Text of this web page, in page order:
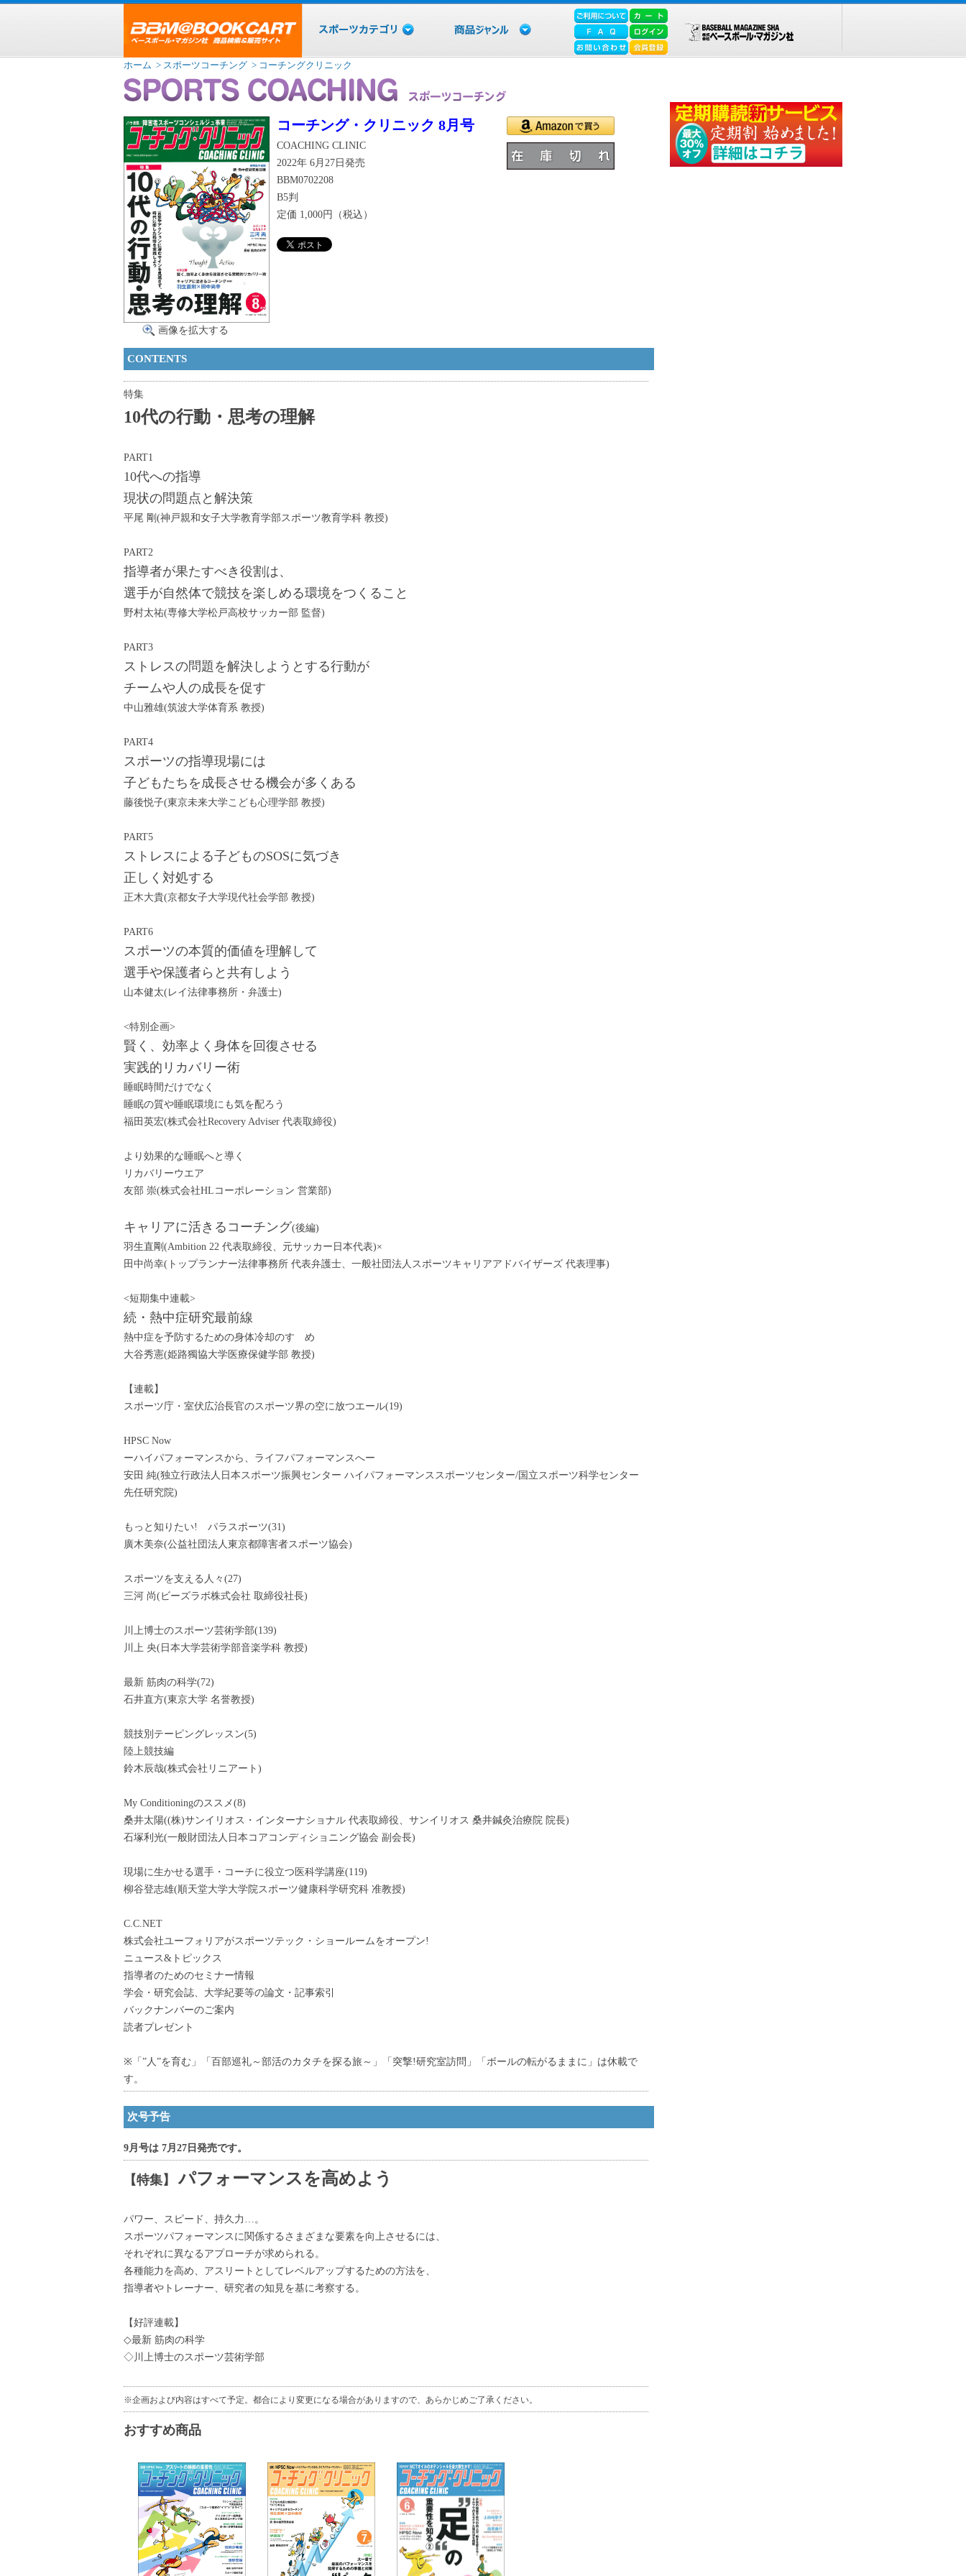
ホーム > スポーツコーチング > コーチングクリニック
画像を拡大する
コーチング・クリニック 8月号
COACHING CLINIC
2022年 6月27日発売
BBM0702208
B5判
定価 1,000円（税込）
CONTENTS
特集
10代の行動・思考の理解
PART1
10代への指導
現状の問題点と解決策
平尾 剛(神戸親和女子大学教育学部スポーツ教育学科 教授)
PART2
指導者が果たすべき役割は、
選手が自然体で競技を楽しめる環境をつくること
野村太祐(専修大学松戸高校サッカー部 監督)
PART3
ストレスの問題を解決しようとする行動が
チームや人の成長を促す
中山雅雄(筑波大学体育系 教授)
PART4
スポーツの指導現場には
子どもたちを成長させる機会が多くある
藤後悦子(東京未来大学こども心理学部 教授)
PART5
ストレスによる子どものSOSに気づき
正しく対処する
正木大貴(京都女子大学現代社会学部 教授)
PART6
スポーツの本質的価値を理解して
選手や保護者らと共有しよう
山本健太(レイ法律事務所・弁護士)
<特別企画>
賢く、効率よく身体を回復させる
実践的リカバリー術
睡眠時間だけでなく
睡眠の質や睡眠環境にも気を配ろう
福田英宏(株式会社Recovery Adviser 代表取締役)
より効果的な睡眠へと導く
リカバリーウエア
友部 崇(株式会社HLコーポレーション 営業部)
キャリアに活きるコーチング(後編)
羽生直剛(Ambition 22 代表取締役、元サッカー日本代表)×
田中尚幸(トップランナー法律事務所 代表弁護士、一般社団法人スポーツキャリアアドバイザーズ 代表理事)
<短期集中連載>
続・熱中症研究最前線
熱中症を予防するための身体冷却のすゝめ
大谷秀憲(姫路獨協大学医療保健学部 教授)
【連載】
スポーツ庁・室伏広治長官のスポーツ界の空に放つエール(19)
HPSC Now
ーハイパフォーマンスから、ライフパフォーマンスへー
安田 純(独立行政法人日本スポーツ振興センター ハイパフォーマンススポーツセンター/国立スポーツ科学センター
先任研究院)
もっと知りたい! パラスポーツ(31)
廣木美奈(公益社団法人東京都障害者スポーツ協会)
スポーツを支える人々(27)
三河 尚(ビーズラボ株式会社 取締役社長)
川上博士のスポーツ芸術学部(139)
川上 央(日本大学芸術学部音楽学科 教授)
最新 筋肉の科学(72)
石井直方(東京大学 名誉教授)
競技別テーピングレッスン(5)
陸上競技編
鈴木辰哉(株式会社リニアート)
My Conditioningのススメ(8)
桑井太陽((株)サンイリオス・インターナショナル 代表取締役、サンイリオス 桑井鍼灸治療院 院長)
石塚利光(一般財団法人日本コアコンディショニング協会 副会長)
現場に生かせる選手・コーチに役立つ医科学講座(119)
柳谷登志雄(順天堂大学大学院スポーツ健康科学研究科 准教授)
C.C.NET
株式会社ユーフォリアがスポーツテック・ショールームをオープン!
ニュース&トピックス
指導者のためのセミナー情報
学会・研究会誌、大学紀要等の論文・記事索引
バックナンバーのご案内
読者プレゼント
※「”人”を育む」「百部巡礼～部活のカタチを探る旅～」「突撃!研究室訪問」「ボールの転がるままに」は休載で
す。
次号予告
9月号は 7月27日発売です。
【特集】 パフォーマンスを高めよう
パワー、スピード、持久力…。
スポーツパフォーマンスに関係するさまざまな要素を向上させるには、
それぞれに異なるアプローチが求められる。
各種能力を高め、アスリートとしてレベルアップするための方法を、
指導者やトレーナー、研究者の知見を基に考察する。
【好評連載】
◇最新 筋肉の科学
◇川上博士のスポーツ芸術学部
※企画および内容はすべて予定。都合により変更になる場合がありますので、あらかじめご了承ください。
おすすめ商品